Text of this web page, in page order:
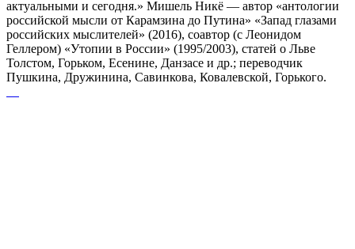
актуальными и сегодня.» Мишель Никё — автор «антологии
российской мысли от Карамзина до Путина» «Запад глазами
российских мыслителей» (2016), соавтор (с Леонидом
Геллером) «Утопии в России» (1995/2003), статей о Льве
Толстом, Горьком, Есенине, Данзасе и др.; переводчик
Пушкина, Дружинина, Савинкова, Ковалевской, Горького.